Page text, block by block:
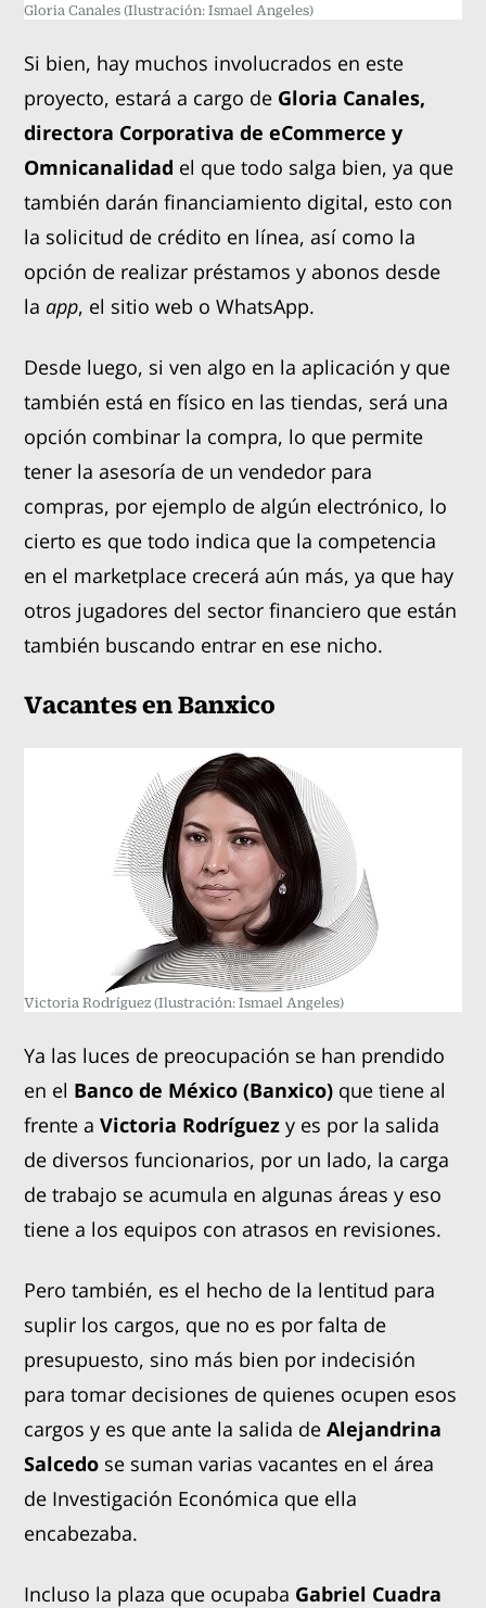
Gloria Canales(Ilustración: Ismael Angeles)
Si bien, hay muchos involucrados en este
proyecto, estará a cargo de Gloria Canales,
directora Corporativa de eCommerce y
Omnicanalidad el que todo salga bien, ya que
también darán financiamiento digital, esto con
la solicitud de crédito en línea, así como la
opción de realizar préstamos y abonos desde
la app, el sitio web o WhatsApp.
Desde luego, si ven algo en la aplicación y que
también está en físico en las tiendas, será una
opción combinar la compra, lo que permite
tener la asesoría de un vendedor para
compras, por ejemplo de algún electrónico, lo
cierto es que todo indica que la competencia
en el marketplace crecerá aún más, ya que hay
otros jugadores del sector financiero que están
también buscando entrar en ese nicho.
Vacantes en Banxico
Victoria Rodríguez(Ilustración: Ismael Angeles)
Ya las luces de preocupación se han prendido
en el Banco de México (Banxico) que tiene al
frente aVictoria Rodríguez y es por la salida
de diversos funcionarios, por un lado, la carga
de trabajo se acumula en algunas áreas y eso
tiene a los equipos con atrasos en revisiones.
Pero también, es el hecho de la lentitud para
suplir los cargos, que no es por falta de
presupuesto, sino más bien por indecisión
para tomar decisiones de quienes ocupen esos
cargos y es que ante la salida de Alejandrina
Salcedo se suman varias vacantes en el área
de Investigación Económica que ella
encabezaba.
Incluso la plaza que ocupaba Gabriel Cuadra